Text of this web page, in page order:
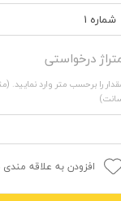
شماره 1
درخواستی
افزودن به علاقه مندی